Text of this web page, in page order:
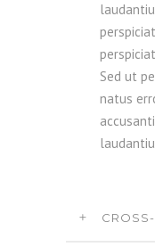
Sed ut
natus